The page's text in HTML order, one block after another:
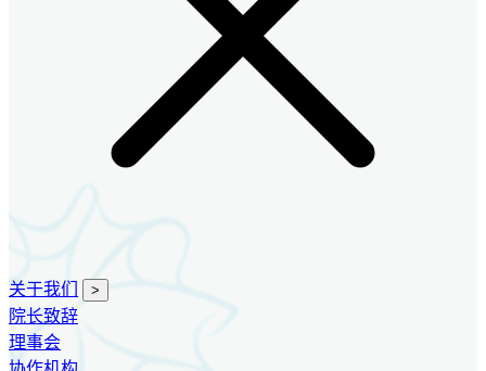
关于我们 >
院长致辞
理事会